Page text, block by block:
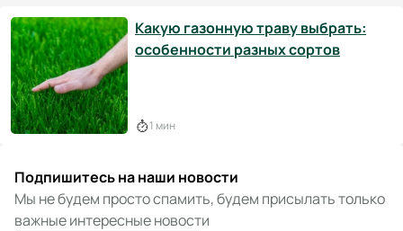
​​Какую газонную траву выбрать:
особенности разных сортов
1 мин
Подпишитесь на наши новости
Мы не будем просто спамить, будем присылать только
важные интересные новости